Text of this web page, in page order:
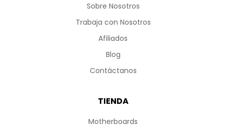
Sobre Nosotros
Trabaja con Nosotros
Afiliados
Blog
Contáctanos
TIENDA
Motherboards